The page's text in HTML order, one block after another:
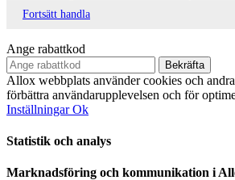
Fortsätt handla
Ange rabattkod
Bekräfta
Allox webbplats använder cookies och
förbättra användarupplevelsen och för
InställningarOk
Statistik och analys
Marknadsföring och kommunikation i